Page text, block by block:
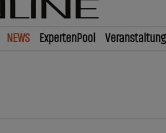
NEWS ExpertenPool